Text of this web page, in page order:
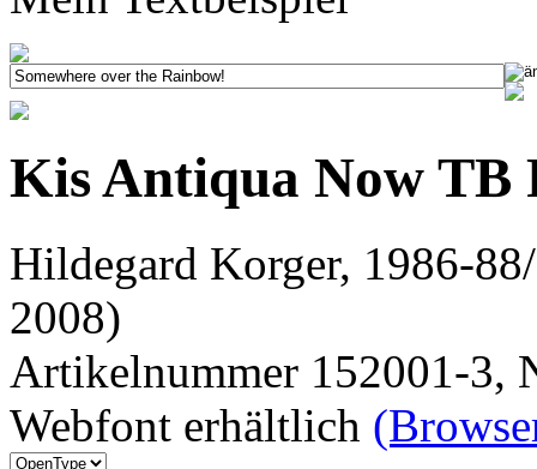
Kis Antiqua Now TB
Hildegard Korger, 1986-
2008)
Artikelnummer 152001-3,
Webfont erhältlich